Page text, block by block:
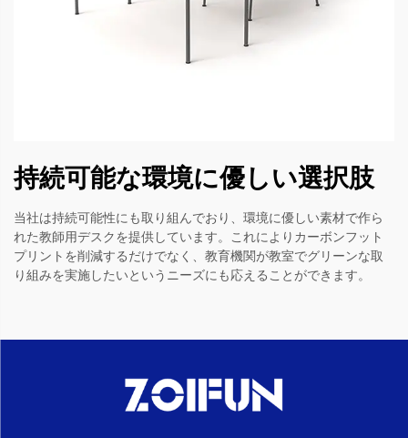
持続可能な環境に優しい選択肢
当社は持続可能性にも取り組んでおり、環境に優しい素材で作ら
れた教師用デスクを提供しています。これによりカーボンフット
プリントを削減するだけでなく、教育機関が教室でグリーンな取
り組みを実施したいというニーズにも応えることができます。